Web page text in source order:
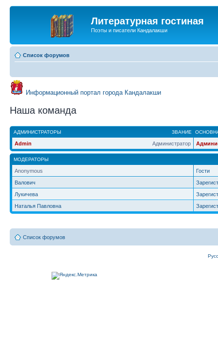
Литературная гостиная
Поэты и писатели Кандалакши
Список форумов
Информационный портал города Кандалакши
Наша команда
ЗВАНИЕ
АДМИНИСТРАТОРЫ
Администратор
Admin
МОДЕРАТОРЫ
Anonymous
Гости
Валович
Лукичева
Наталья Павловна
Список форумов